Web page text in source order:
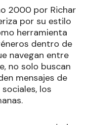
2000 por Richar
por su estilo
herramienta
dentro de
navegan entre
no solo buscan
mensajes de
los